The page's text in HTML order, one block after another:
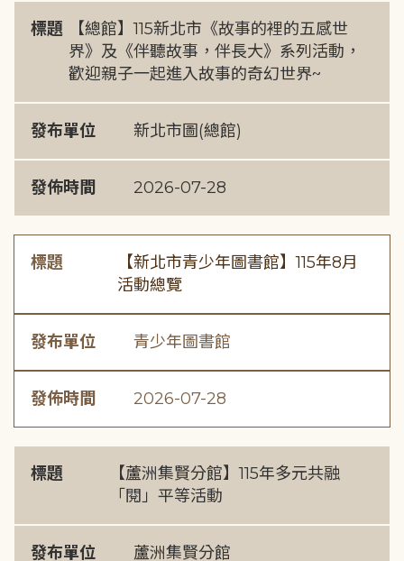
標題
【總館】115新北市《故事的裡的五感世
界》及《伴聽故事，伴長大》系列活動，
歡迎親子一起進入故事的奇幻世界~
發布單位 新北市圖(總館)
發佈時間 2026-07-28
標題
【新北市青少年圖書館】115年8月
活動總覽
發布單位 青少年圖書館
發佈時間 2026-07-28
標題
【蘆洲集賢分館】115年多元共融
「閱」平等活動
發布單位 蘆洲集賢分館